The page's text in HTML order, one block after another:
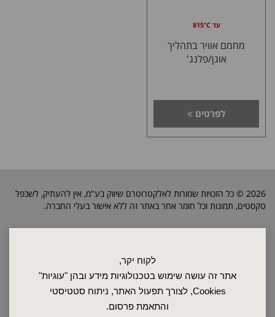
לקוח יקר,
אתר זה עושה שימוש בטכנולוגיות מידע ובהן "עוגיות"
Cookies, לצורך תפעול האתר, ניתוח סטטיסטי
והתאמת פרסום.
עד 815°C
מחמם אוויר בתהליך
אוגן/פלנג'
לפרטים
2026 © כל הזכויות שמורות לאלקטרוטרם שיווק בע"מ, אין להעתיק, לשכפל
טקסטים, תמונות וכל חומר אחר באתר זה ללא אישור בעלי החברה.